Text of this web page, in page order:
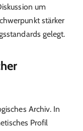
um
stärker
gelegt.
Archiv. In
Profil